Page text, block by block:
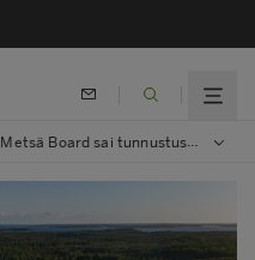
Metsä Board sai tunnustusta CDP:ltä kolmella 'A'-luokituksella johtajuudestaan ilmastonmuutoksen, metsien ja vesiturvallisuuden alalla